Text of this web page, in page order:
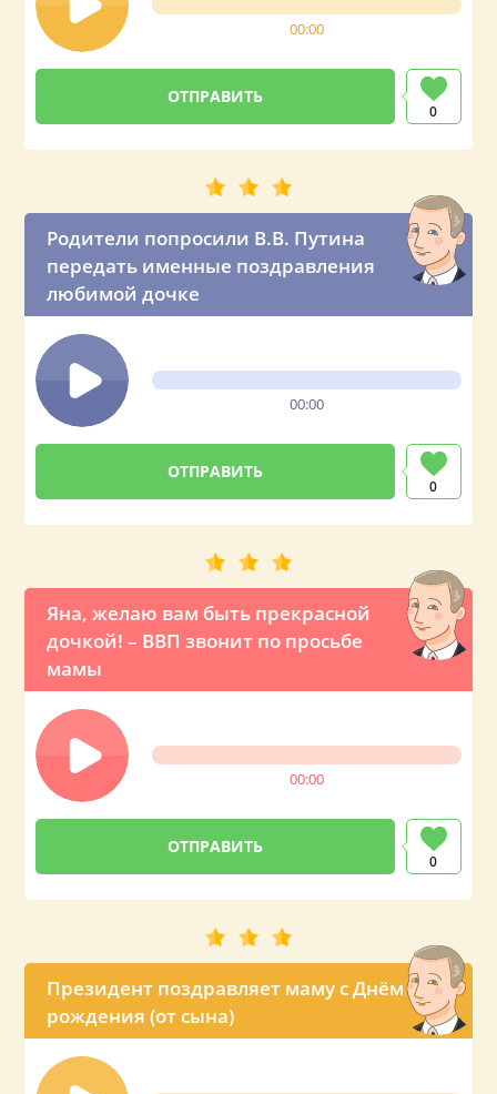
00:00
0
Родители попросили В.В. Путина
передать именные поздравления
любимой дочке
00:00
0
Яна, желаю вам быть прекрасной
дочкой! – ВВП звонит по просьбе
мамы
00:00
0
Президент поздравляет маму с Днём
рождения (от сына)